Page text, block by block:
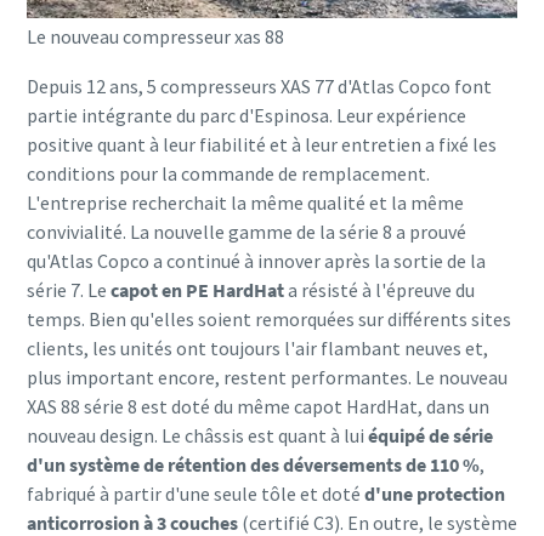
Le nouveau compresseur xas 88
Depuis 12 ans, 5 compresseurs XAS 77 d'Atlas Copco font
partie intégrante du parc d'Espinosa. Leur expérience
positive quant à leur fiabilité et à leur entretien a fixé les
conditions pour la commande de remplacement.
L'entreprise recherchait la même qualité et la même
convivialité. La nouvelle gamme de la série 8 a prouvé
qu'Atlas Copco a continué à innover après la sortie de la
série 7. Le capot en PE HardHata résisté à l'épreuve du
temps. Bien qu'elles soient remorquées sur différents sites
clients, les unités ont toujours l'air flambant neuves et,
plus important encore, restent performantes. Le nouveau
XAS 88 série 8 est doté du même capot HardHat, dans un
nouveau design. Le châssis est quant à lui équipé de série
d'un système de rétention des déversements de 110 %,
fabriqué à partir d'une seule tôle et doté d'une protection
anticorrosion à 3 couches(certifié C3). En outre, le système